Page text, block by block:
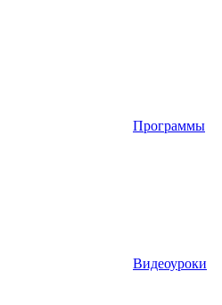
Программы
Видеоуроки